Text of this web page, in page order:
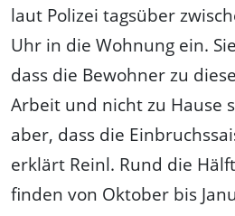
laut Polizei tagsüber
Uhr in die Wohnung ein.
dass die Bewohner zu
Arbeit und nicht zu Hause
aber, dass die
erklärt Reinl. Rund die
finden von Oktober bis